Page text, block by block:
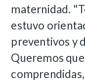
maternidad.
estuvo
preventivos y
Queremos